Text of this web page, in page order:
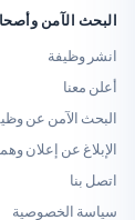
وأصحاب العمل
عن وظيفة
عن إعلان وهمي